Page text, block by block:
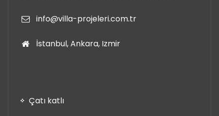
info@villa-projeleri.com.tr
İstanbul, Ankara, Izmir
Çatı katlı